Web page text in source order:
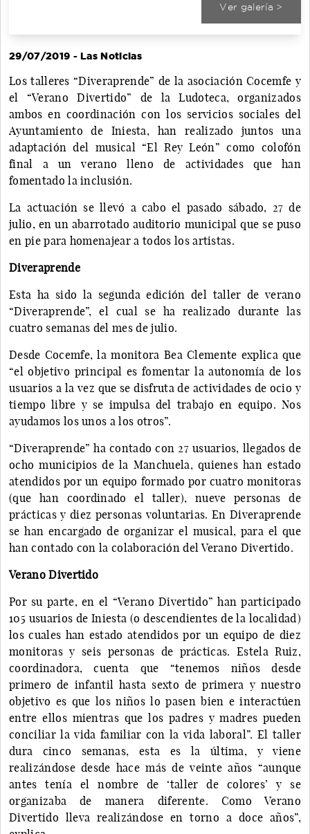
Ver galería >
29/07/2019 - Las Noticias
Los talleres “Diveraprende” de la asociación Cocemfe y
el “Verano Divertido” de la Ludoteca, organizados
ambos en coordinación con los servicios sociales del
Ayuntamiento de Iniesta, han realizado juntos una
adaptación del musical “El Rey León” como colofón
final a un verano lleno de actividades que han
fomentado la inclusión.
La actuación se llevó a cabo el pasado sábado, 27 de
julio, en un abarrotado auditorio municipal que se puso
en pie para homenajear a todos los artistas.
Diveraprende
Esta ha sido la segunda edición del taller de verano
“Diveraprende”, el cual se ha realizado durante las
cuatro semanas del mes de julio.
Desde Cocemfe, la monitora Bea Clemente explica que
“el objetivo principal es fomentar la autonomía de los
usuarios a la vez que se disfruta de actividades de ocio y
tiempo libre y se impulsa del trabajo en equipo. Nos
ayudamos los unos a los otros”.
“Diveraprende” ha contado con 27 usuarios, llegados de
ocho municipios de la Manchuela, quienes han estado
atendidos por un equipo formado por cuatro monitoras
(que han coordinado el taller), nueve personas de
prácticas y diez personas voluntarias. En Diveraprende
se han encargado de organizar el musical, para el que
han contado con la colaboración del Verano Divertido.
Verano Divertido
Por su parte, en el “Verano Divertido” han participado
105 usuarios de Iniesta (o descendientes de la localidad)
los cuales han estado atendidos por un equipo de diez
monitoras y seis personas de prácticas. Estela Ruiz,
coordinadora, cuenta que “tenemos niños desde
primero de infantil hasta sexto de primera y nuestro
objetivo es que los niños lo pasen bien e interactúen
entre ellos mientras que los padres y madres pueden
conciliar la vida familiar con la vida laboral”. El taller
dura cinco semanas, esta es la última, y viene
realizándose desde hace más de veinte años “aunque
antes tenía el nombre de ‘taller de colores’ y se
organizaba de manera diferente. Como Verano
Divertido lleva realizándose en torno a doce años”,